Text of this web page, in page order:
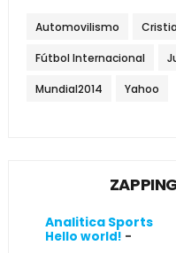
Automovilismo
Fútbol Internacional
Mundial2014 Yahoo
Analitica Sports
Hello world! -